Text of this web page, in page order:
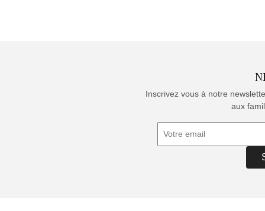
Inscrivez vous à notre
aux